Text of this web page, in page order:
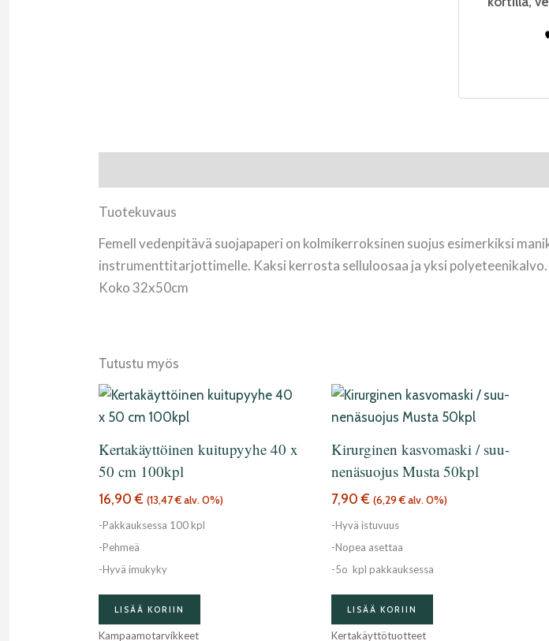
Tuotekuvaus
Femell vedenpitävä suojapaperi on kolmikerroksinen suojus esimerkiksi
instrumenttitarjottimelle. Kaksi kerrosta selluloosaa ja yksi polyeteenikalvo.
Koko 32x50cm
Tutustu myös
Kertakäyttöinen kuitupyyhe 40 x
50 cm 100kpl
16,90€ (13,47€alv. 0%)
-Pakkauksessa 100 kpl
-Pehmeä
-Hyvä imukyky
LISÄÄ KORIIN
Kampaamotarvikkeet
Kirurginen kasvomaski / suu-
nenäsuojus Musta 50kpl
7,90€ (6,29€alv. 0%)
-Hyvä istuvuus
-Nopea asettaa
-5o kpl pakkauksessa
LISÄÄ KORIIN
Kertakäyttötuotteet